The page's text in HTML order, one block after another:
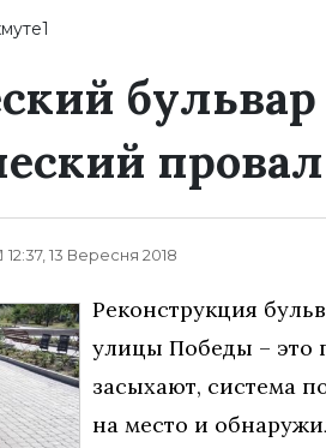
12:37, 13 Вересня 2018
Реконструкция
улицы Победы – это
засыхают, система
на место и